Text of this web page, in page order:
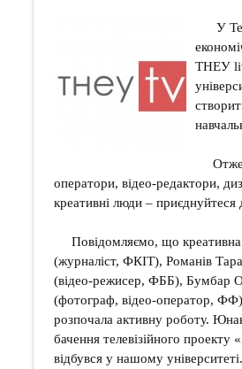
У
ТНЕУ
оператори, відео-редактори,
креативні люди –
Повідомляємо, що креативна
(журналіст, ФКІТ), Романів
(відео-режисер, ФББ), Бумбар
(фотограф, відео-оператор,
розпочала активну роботу.
бачення телевізійного
відбувся у нашому